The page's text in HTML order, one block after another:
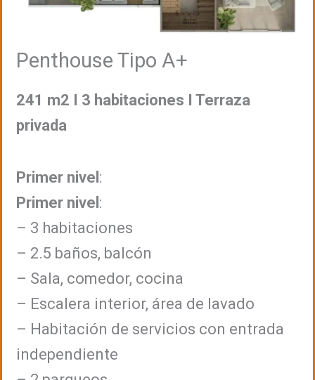
Penthouse Tipo A+
241 m2 I 3 habitaciones I Terraza
privada
Primer nivel :
Primer nivel :
– 3 habitaciones
– 2.5 baños, balcón
– Sala, comedor, cocina
– Escalera interior, área de lavado
– Habitación de servicios con entrada
independiente